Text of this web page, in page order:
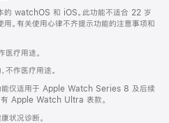
开)
的 watchOS 和 iOS。此功能不适合 22 岁
。有关使用心律不齐提示功能的注意事项和
医疗用途。
作医疗用途。
能仅适用于 Apple Watch Series 8 及后续
Apple Watch Ultra 表款。
状况诊断。